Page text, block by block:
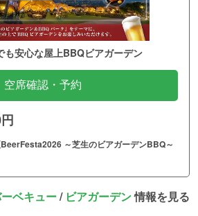
も安心な屋上BBQビアガーデン
空席確認・予約
～芝生のビアガーデンBBQ～
ベキュー/ ビアガーデン情報を見る